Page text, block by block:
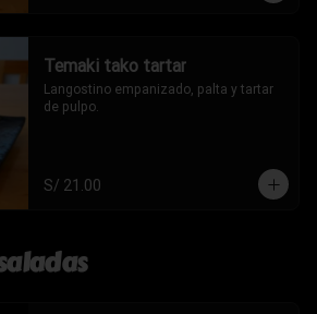
Temaki tako tartar
Langostino empanizado, palta y tartar
de pulpo.
S/ 21.00